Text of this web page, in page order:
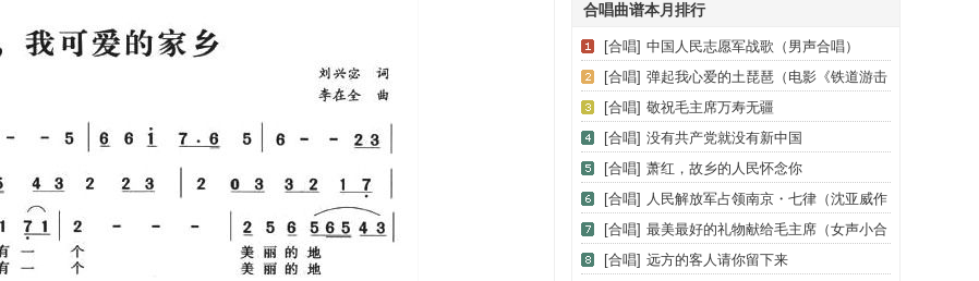
合唱曲谱本月排行
[合唱] 中国人民志愿军战歌（男声合唱）
[合唱] 弹起我心爱的土琵琶（电影《铁道游击
队》插曲）
[合唱] 敬祝毛主席万寿无疆
[合唱] 没有共产党就没有新中国
[合唱] 萧红，故乡的人民怀念你
[合唱] 人民解放军占领南京・七律（沈亚威作
曲）（版本一）
[合唱] 最美最好的礼物献给毛主席（女声小合
唱）
[合唱] 远方的客人请你留下来